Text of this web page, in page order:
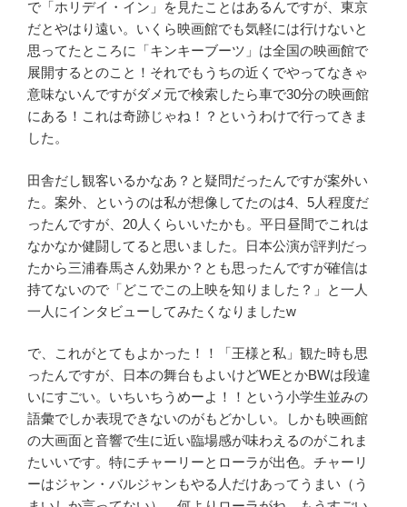
で「ホリデイ・イン」を見たことはあるんですが、東京
だとやはり遠い。いくら映画館でも気軽には行けないと
思ってたところに「キンキーブーツ」は全国の映画館で
展開するとのこと！それでもうちの近くでやってなきゃ
意味ないんですがダメ元で検索したら車で30分の映画館
にある！これは奇跡じゃね！？というわけで行ってきま
した。
田舎だし観客いるかなあ？と疑問だったんですが案外い
た。案外、というのは私が想像してたのは4 5人程度だ
ったんですが、 20人くらいいたかも。平日昼間でこれは
なかなか健闘してると思いました。日本公演が評判だっ
たから三浦春馬さん効果か？とも思ったんですが確信は
持てないので「どこでこの上映を知りました？」と一人
一人にインタビューしてみたくなりましたw
で、これがとてもよかった！！「王様と私」観た時も思
ったんですが、日本の舞台もよいけどWEとかBWは段違
いにすごい。いちいちうめーよ！！という小学生並みの
語彙でしか表現できないのがもどかしい。しかも映画館
の大画面と音響で生に近い臨場感が味わえるのがこれま
たいいです。特にチャーリーとローラが出色。チャーリ
ーはジャン・バルジャンもやる人だけあってうまい（う